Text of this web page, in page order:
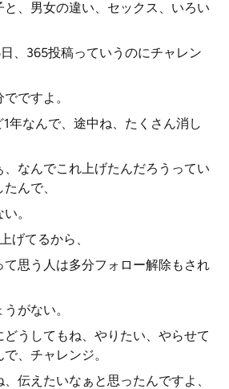
と、男女の違い、セックス、いろい
、365投稿っていうのにチャレン
ですよ。
1年なんで、途中ね、たくさん消し
なんでこれ上げたんだろうってい
んで、
。
げてるから、
て思う人は多分フォロー解除もされ
がない。
うしてもね、やりたい、やらせて
、チャレンジ。
伝えたいなぁと思ったんですよ、